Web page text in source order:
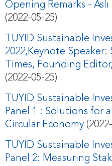
Opening Remarks -
(2022-05-25)
TUYID Sustainable
2022,Keynote Speaker:
Times, Founding
(2022-05-25)
TUYID Sustainable
Panel 1 : Solutions for
Circular Economy
TUYID Sustainable
Panel 2: Measuring